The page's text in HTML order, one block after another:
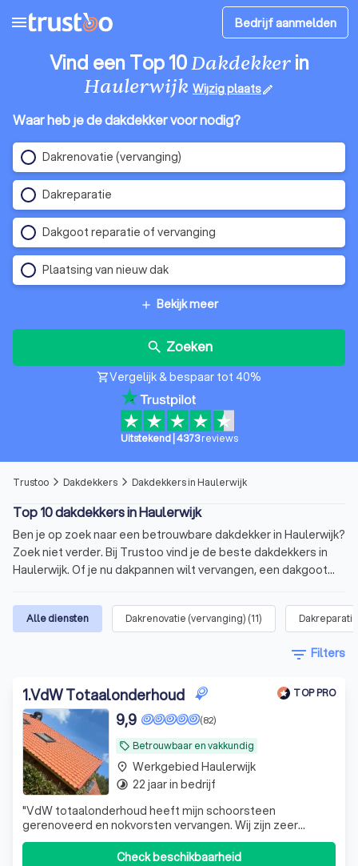
menu Bedrijf aanmelden
Vind een Top 10Dakdekkerin
Haulerwijk Wijzig plaatsedit
Waar heb je de dakdekker voor nodig?
Dakrenovatie (vervanging)
Dakreparatie
Dakgoot reparatie of vervanging
Plaatsing van nieuw dak
add Bekijk meer
search Zoeken
shopping_cartVergelijk & bespaar tot 40%
Uitstekend| 4373 reviews
Trustoo arrow_forward_ios Dakdekkers arrow_forward_ios Dakdekkers in Haulerwijk
Top 10 dakdekkers in Haulerwijk
Ben je op zoek naar een betrouwbare dakdekker in Haulerwijk?
Zoek niet verder. Bij Trustoo vind je de beste dakdekkers in
Haulerwijk. Of je nu dakpannen wilt vervangen, een dakgoot
ons ben je er zeker van dat je een allround dakdekker vindt die
past bij jouw klus. Op onze website vind je een lijst van de 10
gemiddelde score van 8.8 op basis van 1000+ reviews.
buurt en kies jouw favoriet.
Wat is een dakdekker?
Waarom een professionele dakdekker in
Haulerwijk?
Welke diensten biedt een dakdekker aan?
Hoe vind je een betrouwbare dakdekker in
Haulerwijk?
Alle diensten Dakrenovatie (vervanging) (11) Dakreparatie
filter_list Filters
1.VdW Totaalonderhoud TOP PRO
local_offer Betrouwbaar en vakkundig
(82)
9,9
"VdW totaalonderhoud heeft mijn schoorsteen
gerenoveerd en nokvorsten vervangen. Wij zijn zeer
tevreden en raden een samenwerking aan. De kwaliteit is
Check beschikbaarheid
place Werkgebied Haulerwijk
timelapse 22 jaar in bedrijf